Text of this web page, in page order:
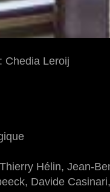
Chedia Leroij
Hélin, Jean-
Davide